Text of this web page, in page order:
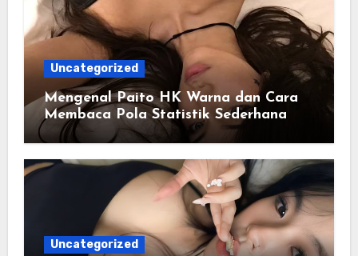
Uncategorized
Mengenal Paito HK Warna dan Cara
Membaca Pola Statistik Sederhana
Uncategorized